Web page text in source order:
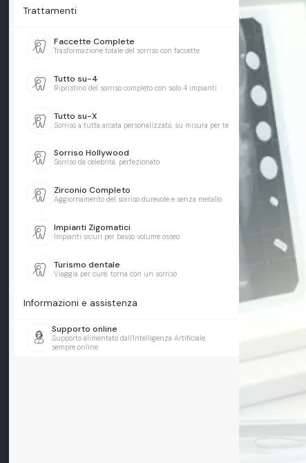
Trattamenti
Faccette Complete
Trasformazione totale del sorriso con faccette
Tutto su-4
Ripristino del sorriso completo con solo 4 impianti
Tutto su-X
Sorriso a tutta arcata personalizzato, su misura per te
Sorriso Hollywood
Sorriso da celebrità, perfezionato
Zirconio Completo
Aggiornamento del sorriso durevole e senza metallo
Impianti Zigomatici
Impianti sicuri per basso volume osseo
Turismo dentale
Viaggia per cure, torna con un sorriso
Informazioni e assistenza
Supporto online
Supporto alimentato dall'Intelligenza Artificiale,
sempre online